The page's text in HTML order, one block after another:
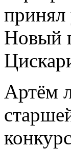
принял
Новый
Артём